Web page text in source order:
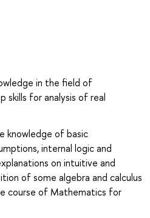
in the field of
skills for analysis of real
knowledge of basic
internal logic and
on intuitive and
of some algebra and calculus
course of Mathematics for